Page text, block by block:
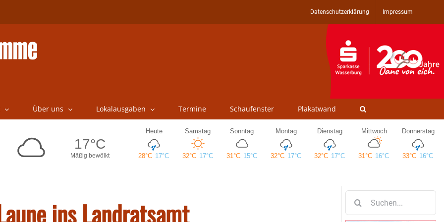
Datenschutzerklärung Impressum
Über uns Lokalausgaben Termine Schaufenster Plakatwand
ins Landratsamt
nach: